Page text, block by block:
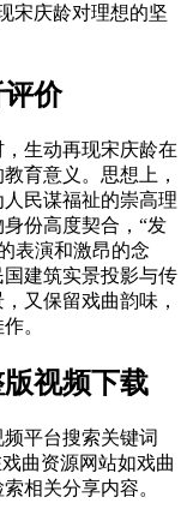
宋庆龄对理想的坚
价
生动再现宋庆龄在
育意义。思想上，
民谋福祉的崇高理
份高度契合，“发
表演和激昂的念
建筑实景投影与传
又保留戏曲韵味，
。
视频下载
平台搜索关键词
曲资源网站如戏曲
相关分享内容。